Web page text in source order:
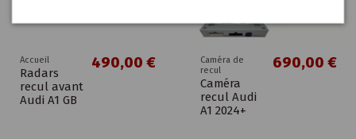
Accueil
Radars
recul avant
Audi A1 GB
490,00 €
Caméra de
recul
Caméra
recul Audi
A1 2024+
690,00 €